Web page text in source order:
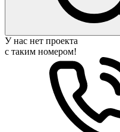
У нас нет проекта
с таким номером!